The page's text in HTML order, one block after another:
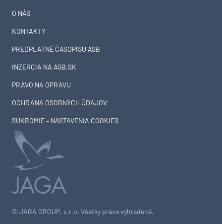
© JAGA GROUP, s.r.o. Všetky práva vyhradené.
O NÁS
KONTAKTY
PREDPLATNÉ ČASOPISU ASB
INZERCIA NA ASB.SK
PRÁVO NA OPRAVU
OCHRANA OSOBNÝCH ÚDAJOV
SÚKROMIE – NASTAVENIA COOKIES